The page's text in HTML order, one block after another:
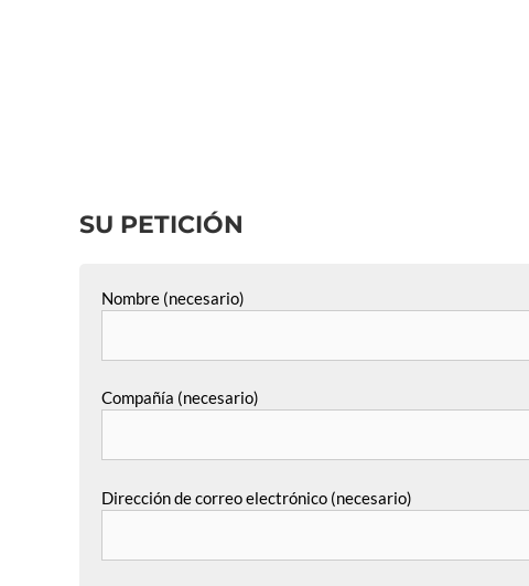
SU PETICIÓN
Nombre (necesario)
Compañía (necesario)
Dirección de correo electrónico (necesario)